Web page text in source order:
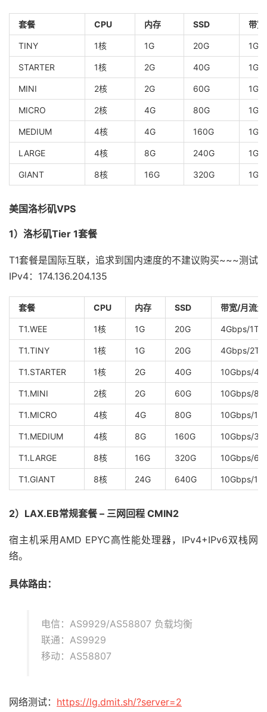
套餐 CPU 内存 SSD 带宽
TINY 1核 1G 20G
STARTER 1核 2G 40G
MINI 2核 2G 60G
MICRO 2核 4G 80G
MEDIUM 4核 4G 160G
LARGE 4核 8G 240G
GIANT 8核 16G 320G
美国洛杉矶VPS
1）洛杉矶Tier 1套餐
T1套餐是国际互联，追求到国内速度的不建议购买~~~测试
IPv4：174.136.204.135
套餐 CPU 内存 SSD 带宽/月流量
T1.WEE 1核 1G 20G 4Gbps/1T
T1.TINY 1核 1G 20G 4Gbps/2T
T1.STARTER 1核 2G 40G 10Gbps/4T
T1.MINI 2核 2G 60G 10Gbps/8T
T1.MICRO 4核 4G 80G 10Gbps/
T1.MEDIUM 4核 8G 160G 10Gbps/
T1.LARGE 8核 16G 320G 10Gbps/
T1.GIANT 8核 24G 640G 10Gbps/
2）LAX.EB常规套餐 – 三网回程 CMIN2
宿主机采用AMD EPYC高性能处理器，IPv4+IPv6双栈网
络。
具体路由：
电信：AS9929/AS58807 负载均衡
联通：AS9929
移动：AS58807
网络测试： https://lg.dmit.sh/?server=2